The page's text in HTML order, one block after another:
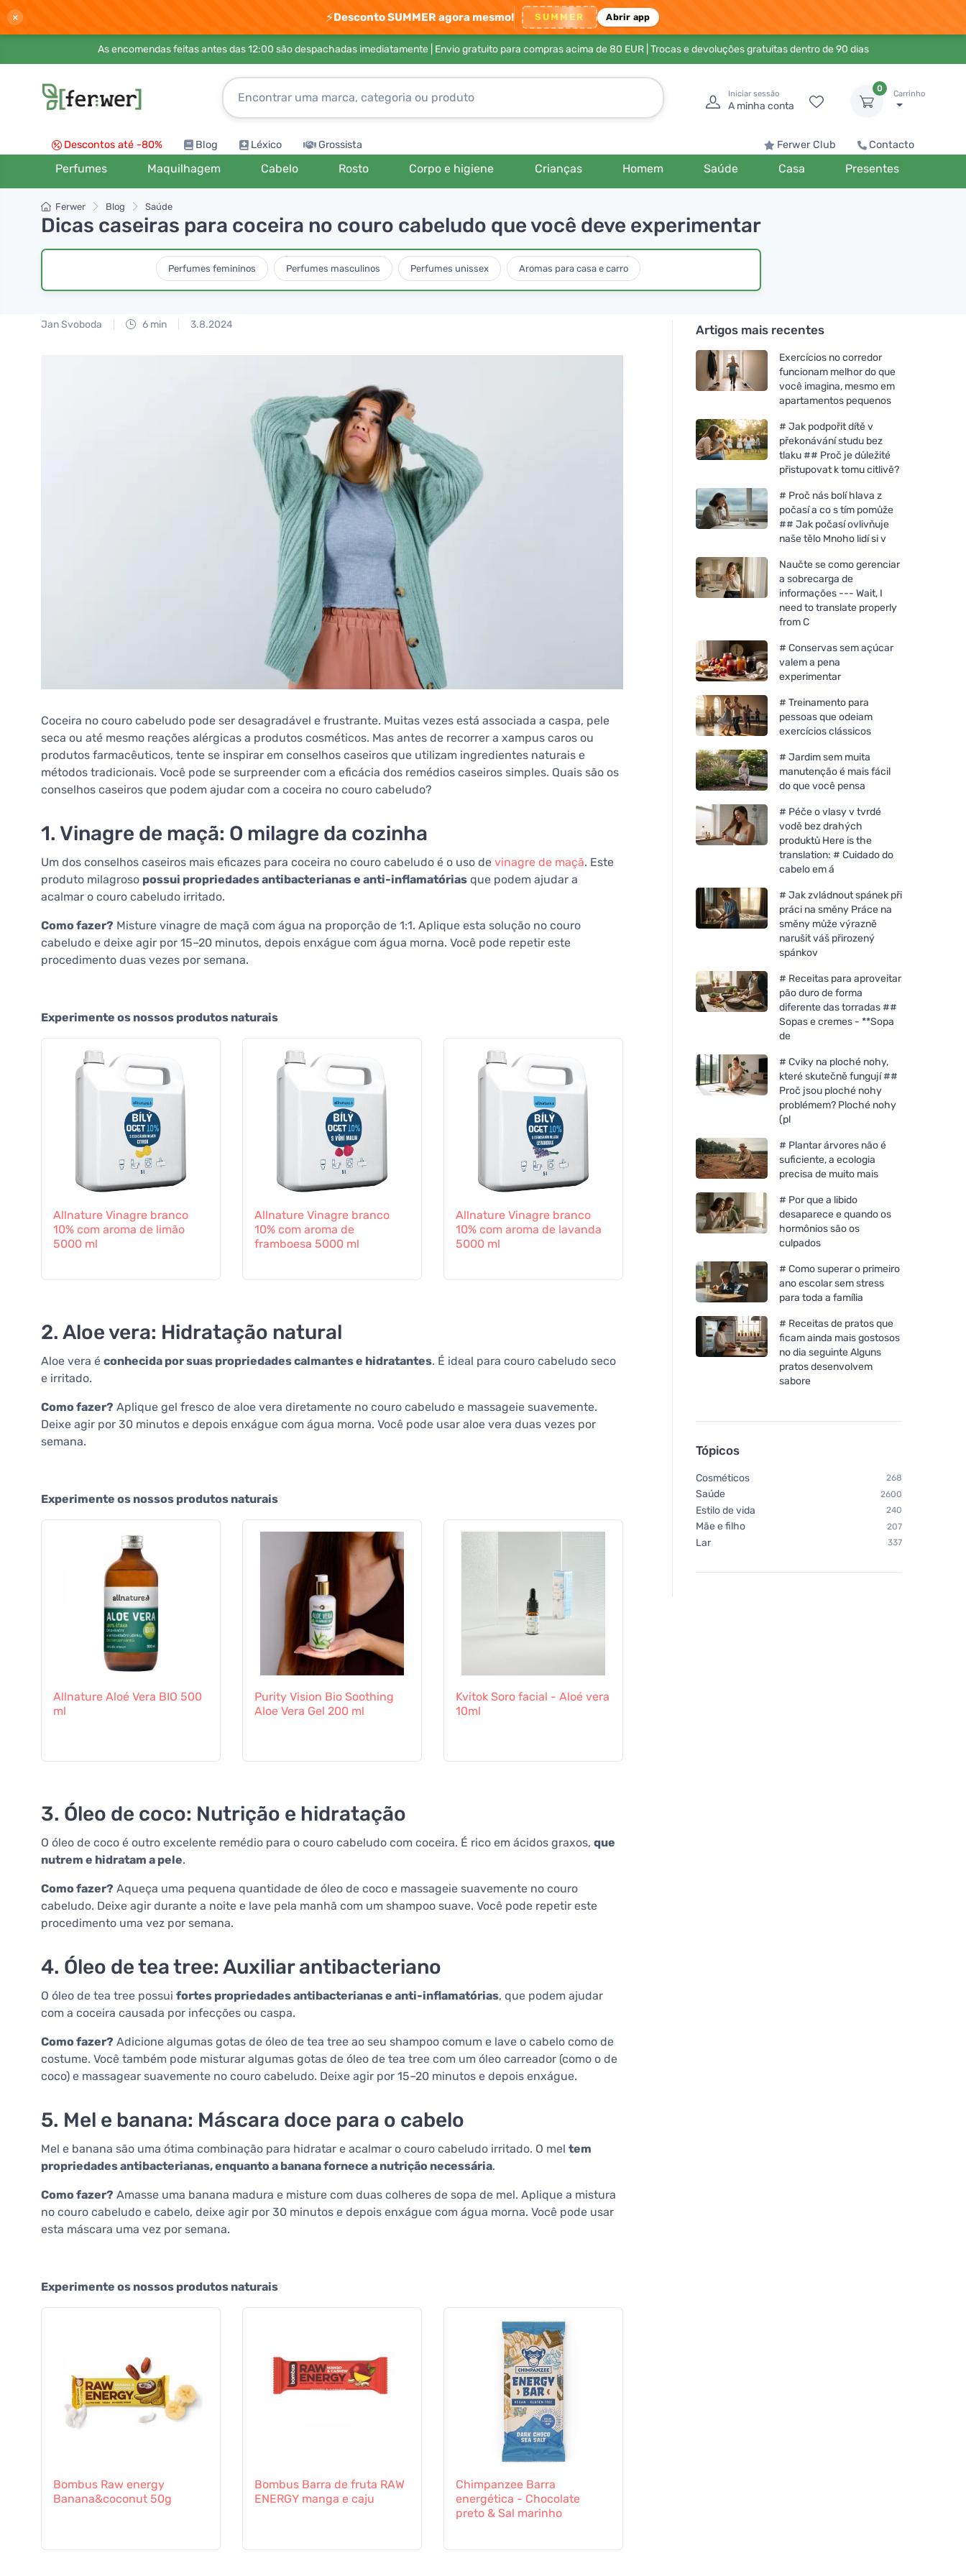
× ⚡Desconto SUMMER agora mesmo! SUMMER Abrir app
As encomendas feitas antes das 12:00 são despachadas imediatamente | Envio gratuito para compras acima de 80 EUR| Trocas e devoluções gratuitas dentro de 90 dias
Iniciar sessão
A minha conta
0
Carrinho
Descontos até -80% Blog Léxico Grossista Ferwer Club Contacto
Perfumes Maquilhagem Cabelo Rosto Corpo e higiene Crianças Homem Saúde Casa Presentes
Ferwer Blog Saúde
Dicas caseiras para coceira no couro cabeludo que você deve experimentar
Perfumes femininos Perfumes masculinos Perfumes unissex Aromas para casa e carro
Jan Svoboda 6 min 3.8.2024
Coceira no couro cabeludo pode ser desagradável e frustrante. Muitas vezes está associada a caspa, pele
seca ou até mesmo reações alérgicas a produtos cosméticos. Mas antes de recorrer a xampus caros ou
produtos farmacêuticos, tente se inspirar em conselhos caseiros que utilizam ingredientes naturais e
métodos tradicionais. Você pode se surpreender com a eficácia dos remédios caseiros simples. Quais são os
conselhos caseiros que podem ajudar com a coceira no couro cabeludo?
1. Vinagre de maçã: O milagre da cozinha
Um dos conselhos caseiros mais eficazes para coceira no couro cabeludo é o uso de vinagre de maçã. Este
produto milagroso possui propriedades antibacterianas e anti-inflamatórias que podem ajudar a
acalmar o couro cabeludo irritado.
Como fazer? Misture vinagre de maçã com água na proporção de 1:1. Aplique esta solução no couro
cabeludo e deixe agir por 15–20 minutos, depois enxágue com água morna. Você pode repetir este
procedimento duas vezes por semana.
Experimente os nossos produtos naturais
Allnature Vinagre branco
10% com aroma de limão
5000 ml
Allnature Vinagre branco
10% com aroma de
framboesa 5000 ml
Allnature Vinagre branco
10% com aroma de lavanda
5000 ml
Allnature Vinagre branco
10% com aroma a laranja
Allnature Solução
cítrico 5000 ml
2. Aloe vera: Hidratação natural
Aloe vera é conhecida por suas propriedades calmantes e hidratantes. É ideal para couro cabeludo seco
e irritado.
Como fazer? Aplique gel fresco de aloe vera diretamente no couro cabeludo e massageie suavemente.
Deixe agir por 30 minutos e depois enxágue com água morna. Você pode usar aloe vera duas vezes por
semana.
Experimente os nossos produtos naturais
Allnature Aloé Vera BIO 500
ml
Purity Vision Bio Soothing
Aloe Vera Gel 200 ml
Kvitok Soro facial - Aloé vera
10ml
3. Óleo de coco: Nutrição e hidratação
O óleo de coco é outro excelente remédio para o couro cabeludo com coceira. É rico em ácidos graxos, que
nutrem e hidratam a pele.
Como fazer? Aqueça uma pequena quantidade de óleo de coco e massageie suavemente no couro
cabeludo. Deixe agir durante a noite e lave pela manhã com um shampoo suave. Você pode repetir este
procedimento uma vez por semana.
4. Óleo de tea tree: Auxiliar antibacteriano
O óleo de tea tree possui fortes propriedades antibacterianas e anti-inflamatórias, que podem ajudar
com a coceira causada por infecções ou caspa.
Como fazer? Adicione algumas gotas de óleo de tea tree ao seu shampoo comum e lave o cabelo como de
costume. Você também pode misturar algumas gotas de óleo de tea tree com um óleo carreador (como o de
coco) e massagear suavemente no couro cabeludo. Deixe agir por 15–20 minutos e depois enxágue.
5. Mel e banana: Máscara doce para o cabelo
Mel e banana são uma ótima combinação para hidratar e acalmar o couro cabeludo irritado. O mel tem
propriedades antibacterianas, enquanto a banana fornece a nutrição necessária.
Como fazer? Amasse uma banana madura e misture com duas colheres de sopa de mel. Aplique a mistura
no couro cabeludo e cabelo, deixe agir por 30 minutos e depois enxágue com água morna. Você pode usar
esta máscara uma vez por semana.
Experimente os nossos produtos naturais
Bombus Raw energy
Banana&coconut 50g
Bombus Barra de fruta RAW
ENERGY manga e caju
Chimpanzee Barra
energética - Chocolate
preto & Sal marinho
Artigos mais recentes
Exercícios no corredor
funcionam melhor do que
você imagina, mesmo em
apartamentos pequenos
# Jak podpořit dítě v
překonávání studu bez
tlaku ## Proč je důležité
přistupovat k tomu citlivě?
# Proč nás bolí hlava z
počasí a co s tím pomůže
## Jak počasí ovlivňuje
naše tělo Mnoho lidí si v
Naučte se como gerenciar
a sobrecarga de
informações --- Wait, I
need to translate properly
from C
# Conservas sem açúcar
valem a pena
experimentar
# Treinamento para
pessoas que odeiam
exercícios clássicos
# Jardim sem muita
manutenção é mais fácil
do que você pensa
# Péče o vlasy v tvrdé
vodě bez drahých
produktů Here is the
translation: # Cuidado do
cabelo em á
# Jak zvládnout spánek při
práci na směny Práce na
směny může výrazně
narušit váš přirozený
spánkov
# Receitas para aproveitar
pão duro de forma
diferente das torradas ##
Sopas e cremes - **Sopa
de
# Cviky na ploché nohy,
které skutečně fungují ##
Proč jsou ploché nohy
problémem? Ploché nohy
(pl
# Plantar árvores não é
suficiente, a ecologia
precisa de muito mais
# Por que a libido
desaparece e quando os
hormônios são os
culpados
# Como superar o primeiro
ano escolar sem stress
para toda a família
# Receitas de pratos que
ficam ainda mais gostosos
no dia seguinte Alguns
pratos desenvolvem
sabore
Tópicos
Cosméticos 268
Saúde 2600
Estilo de vida 240
Mãe e filho 207
Lar 337